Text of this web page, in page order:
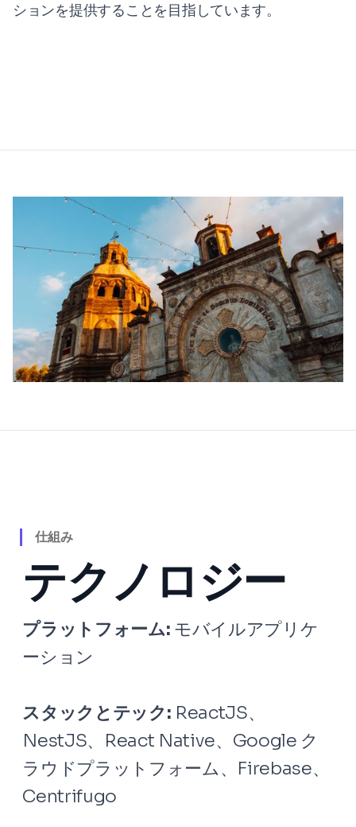
ションを提供することを目指しています。
仕組み
テクノロジー
プラットフォーム: モバイルアプリケ
ーション
スタックとテック: ReactJS、
NestJS、React Native、Google ク
ラウドプラットフォーム、Firebase、
Centrifugo